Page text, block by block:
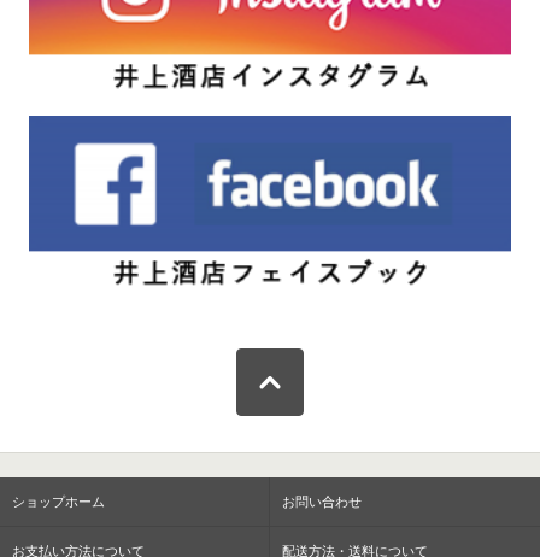
ショップホーム お問い合わせ
お支払い方法について 配送方法・送料について